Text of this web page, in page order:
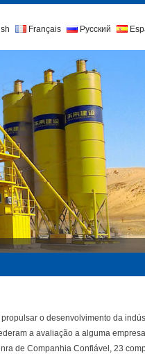
Français Русский
o desenvolvimento da
a avaliação a alguma
de Companhia Confiável, 23